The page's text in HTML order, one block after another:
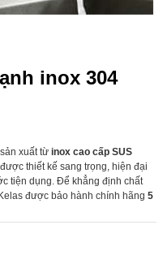
inox 304
xuất từ inox cao cấp SUS
thiết kế sang trọng, hiện đại
tiện dụng. Để khẳng định chất
được bảo hành chính hãng 5